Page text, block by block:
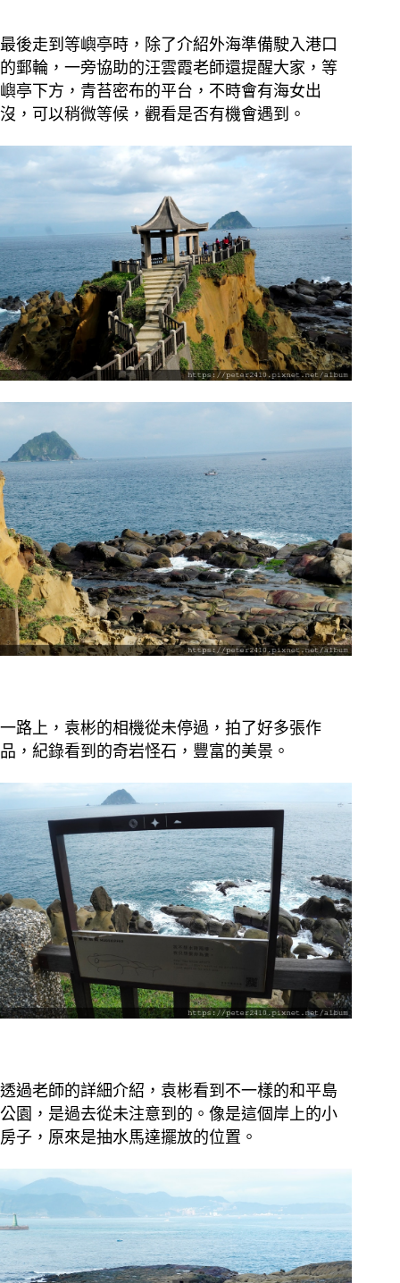
最後走到等嶼亭時，除了介紹外海準備駛入港口
的郵輪，一旁協助的汪雲霞老師還提醒大家，等
嶼亭下方，青苔密布的平台，不時會有海女出
沒，可以稍微等候，觀看是否有機會遇到。
一路上，袁彬的相機從未停過，拍了好多張作
品，紀錄看到的奇岩怪石，豐富的美景。
透過老師的詳細介紹，袁彬看到不一樣的和平島
公園，是過去從未注意到的。像是這個岸上的小
房子，原來是抽水馬達擺放的位置。